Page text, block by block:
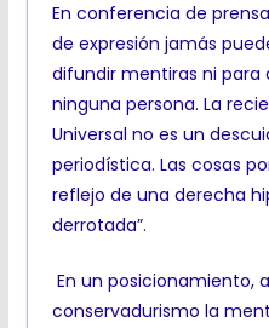
En conferencia de
de expresión jamás
difundir mentiras ni para
ninguna persona. La
Universal no es un
periodística. Las cosas
reflejo de una derecha
derrotada”.
En un posicionamiento,
conservadurismo la